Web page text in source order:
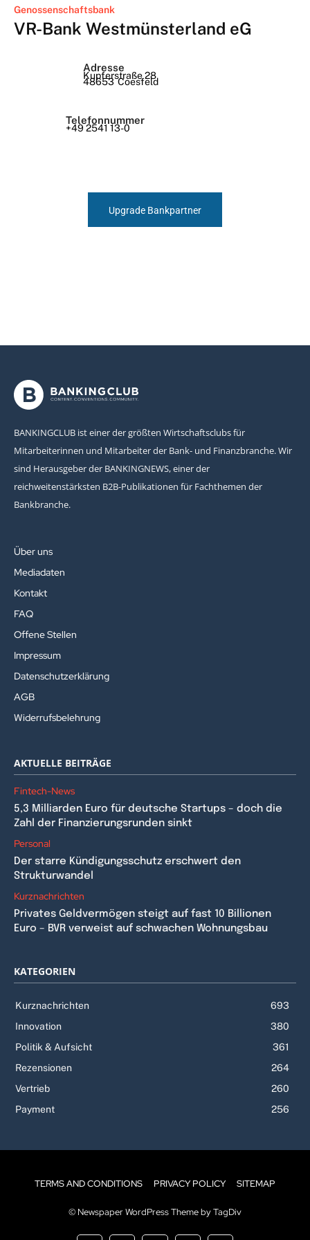
Genossenschaftsbank
VR-Bank Westmünsterland eG
Adresse
Kupferstraße 28
48653 Coesfeld
Telefonnummer
+49 2541 13-0
Upgrade Bankpartner
BANKINGCLUB ist einer der größten Wirtschaftsclubs für
Mitarbeiterinnen und Mitarbeiter der Bank- und Finanzbranche. Wir
sind Herausgeber der BANKINGNEWS, einer der
reichweitenstärksten B2B-Publikationen für Fachthemen der
Bankbranche.
Über uns
Mediadaten
Kontakt
FAQ
Offene Stellen
Impressum
Datenschutzerklärung
AGB
Widerrufsbelehrung
AKTUELLE BEITRÄGE
Fintech-News
5,3 Milliarden Euro für deutsche Startups – doch die
Zahl der Finanzierungsrunden sinkt
Personal
Der starre Kündigungsschutz erschwert den
Strukturwandel
Kurznachrichten
Privates Geldvermögen steigt auf fast 10 Billionen
Euro – BVR verweist auf schwachen Wohnungsbau
KATEGORIEN
Kurznachrichten
693
Innovation
380
Politik & Aufsicht
361
Rezensionen
264
Vertrieb
260
Payment
256
TERMS AND CONDITIONS PRIVACY POLICY SITEMAP
© Newspaper WordPress Theme by TagDiv